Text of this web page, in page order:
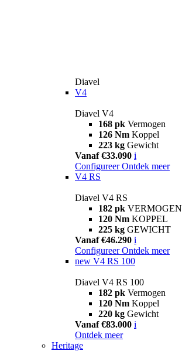
Diavel
V4
Diavel V4
168 pk Vermogen
126 Nm Koppel
223 kg Gewicht
Vanaf €33.090 i
Configureer Ontdek meer
V4 RS
Diavel V4 RS
182 pk VERMOGEN
120 Nm KOPPEL
225 kg GEWICHT
Vanaf €46.290 i
Configureer Ontdek meer
new V4 RS 100
Diavel V4 RS 100
182 pk Vermogen
120 Nm Koppel
220 kg Gewicht
Vanaf €83.000 i
Ontdek meer
Heritage